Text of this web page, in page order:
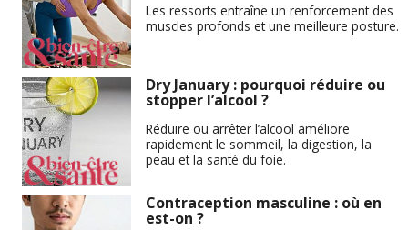
Les ressorts entraîne un renforcement des
muscles profonds et une meilleure posture.
Dry January : pourquoi réduire ou
stopper l’alcool ?
Réduire ou arrêter l’alcool améliore
rapidement le sommeil, la digestion, la
peau et la santé du foie.
Contraception masculine : où en
est-on ?